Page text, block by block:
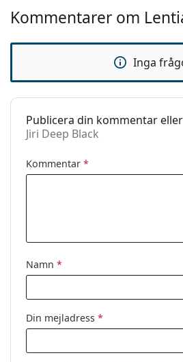
Kön:
Unisex
Kategori:
Solglasögon
Lentiamo
Recept finns:
Kommentarer om
Inga
Publicera din kommentar
Jiri Deep Black
Kommentar *
Namn *
Din mejladress *